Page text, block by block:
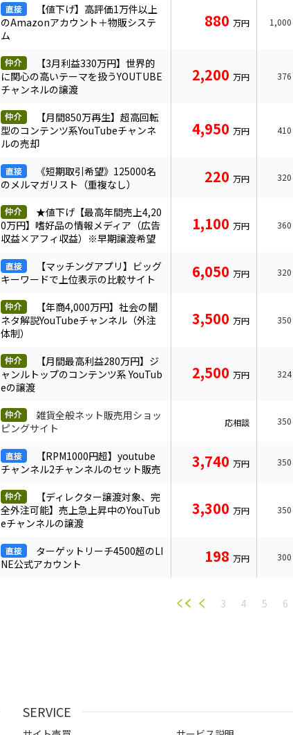
【値下げ】高評価1万件以上
のAmazonアカウント＋物販システ
ム
880 万円 1,000
【3月利益330万円】世界的
に関心の高いテーマを扱うYOUTUBE
チャンネルの譲渡
2,200 万円 376
【月間850万再生】超高回転
型のコンテンツ系YouTubeチャンネ
ルの売却
4,950 万円 410
《短期取引希望》125000名
のメルマガリスト（重複なし）
220 万円 320
★値下げ【最高年間売上4,20
0万円】嗜好品の情報メディア（広告
収益×アフィ収益）※早期譲渡希望
1,100 万円 360
【マッチングアプリ】ビッグ
キーワードで上位表示の比較サイト
6,050 万円 320
【年商4,000万円】社会の闇
ネタ解説YouTubeチャンネル（外注
体制）
3,500 万円 350
【月間最高利益280万円】ジ
ャンルトップのコンテンツ系 YouTub
eの譲渡
2,500 万円 324
雑貨全般ネット販売用ショッ
ピングサイト
応相談 350
【RPM1000円超】youtube
チャンネル2チャンネルのセット販売
3,740 万円 350
【ディレクター譲渡対象、完
全外注可能】売上急上昇中のYouTub
eチャンネルの譲渡
3,300 万円 350
ターゲットリーチ4500超のLI
NE公式アカウント
198 万円 300
3 4 5 6
SERVICE